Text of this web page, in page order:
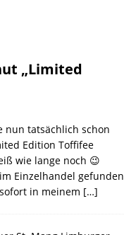
„Limited
nun tatsächlich schon
Edition Toffifee
wie lange noch 😉
Einzelhandel gefunden
in meinem […]